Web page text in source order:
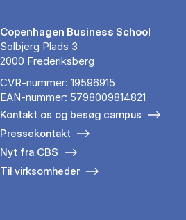
Copenhagen Business School
Solbjerg Plads 3
2000 Frederiksberg
CVR-nummer: 19596915
EAN-nummer: 5798009814821
Kontakt os og besøg campus
Pressekontakt
Nyt fra CBS
Til virksomheder